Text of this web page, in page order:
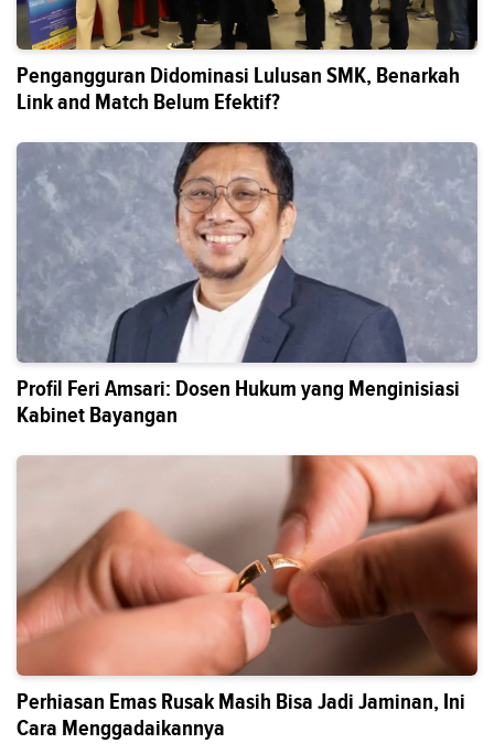
Pengangguran Didominasi Lulusan SMK, Benarkah
Link and Match Belum Efektif?
Profil Feri Amsari: Dosen Hukum yang Menginisiasi
Kabinet Bayangan
Perhiasan Emas Rusak Masih Bisa Jadi Jaminan, Ini
Cara Menggadaikannya